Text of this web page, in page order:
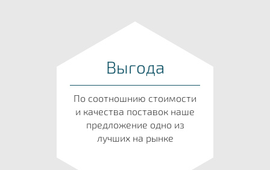
Выгода
По соотношнию стоимости
и качества поставок наше
предложение одно из
лучших на рынке